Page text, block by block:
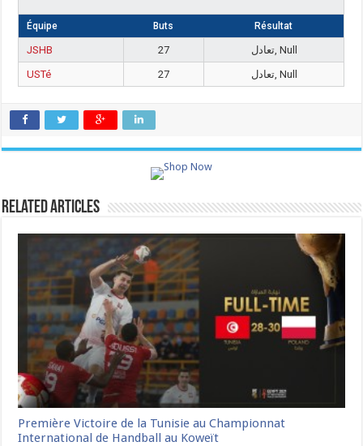
Équipe Buts Résultat
JSHB 27
تعادل, Null
USTé
27 تعادل, Null
Related Articles
Première Victoire de la Tunisie au Championnat
International de Handball au Koweït